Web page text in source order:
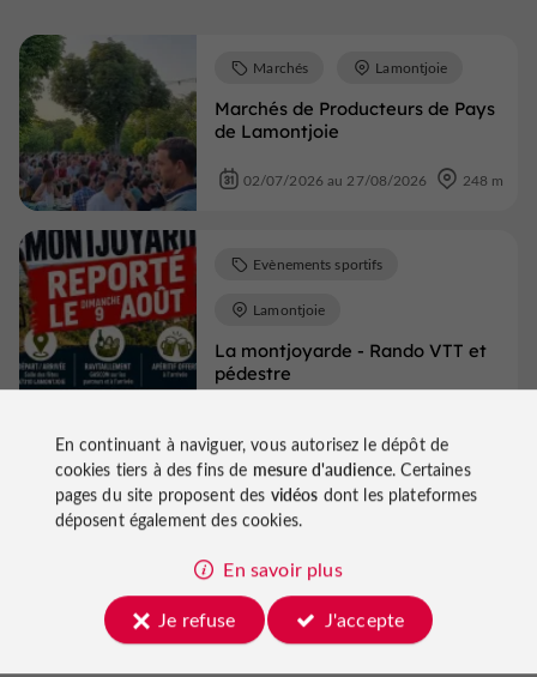
Marchés de Producteurs de Pays
de Lamontjoie
Marchés Lamontjoie
02/07/2026 au 27/08/2026 248 m
La montjoyarde - Rando VTT et
pédestre
Evènements sportifs
Lamontjoie
Atelier céramique
Divers Lamontjoie
19/08/2026
En continuant à naviguer, vous autorisez le dépôt de
cookies tiers à des fins de mesure d'audience. Certaines
pages du site proposent des vidéos dont les plateformes
déposent également des cookies.
En savoir plus
Je refuse
J'accepte